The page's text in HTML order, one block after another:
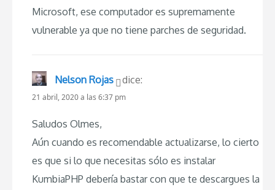
Microsoft, ese computador es supremamente
vulnerable ya que no tiene parches de seguridad.
Nelson Rojas dice:
21 abril, 2020 a las 6:37 pm
Saludos Olmes,
Aún cuando es recomendable actualizarse, lo cierto
es que si lo que necesitas sólo es instalar
KumbiaPHP debería bastar con que te descargues la